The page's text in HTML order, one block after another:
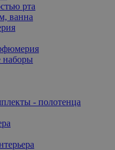
рта
ванна
наборы
- полотенца